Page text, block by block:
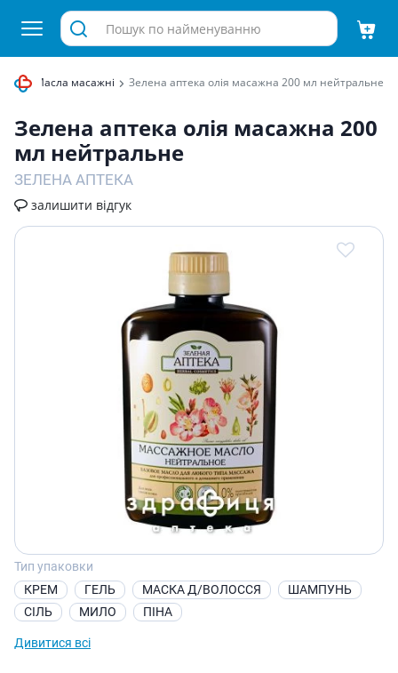
Масла масажні Зелена аптека олiя масажна 200 мл нейтральне
Зелена аптека олiя масажна 200
мл нейтральне
ЗЕЛЕНА АПТЕКА
залишити відгук
Тип упаковки
КРЕМ
ГЕЛЬ МАСКА Д/ВОЛОССЯ
ШАМПУНЬ
СІЛЬ
МИЛО ПІНА
Дивитися всі